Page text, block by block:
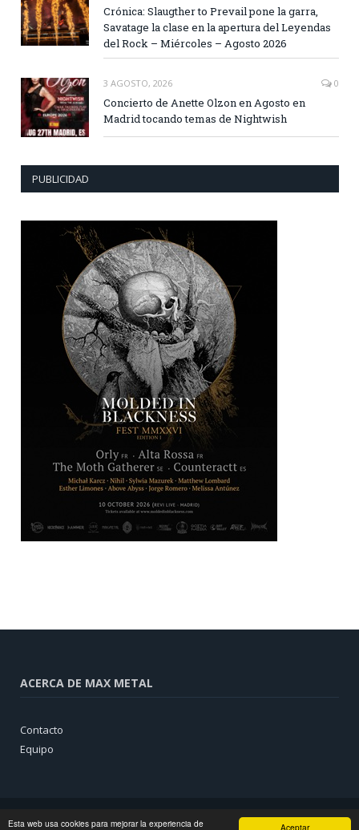
Aceptar
Esta web usa cookies para mejorar la experiencia de
Crónica: Slaugther to Prevail pone la garra,
Savatage la clase en la apertura del Leyendas
del Rock – Miércoles – Agosto 2026
3 AGOSTO, 2026 0
Concierto de Anette Olzon en Agosto en
Madrid tocando temas de Nightwish
PUBLICIDAD
ACERCA DE MAX METAL
Contacto
Equipo